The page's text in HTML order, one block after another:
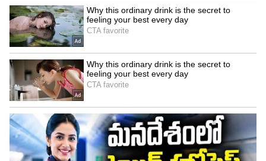
Related Articles
Folk Song on KCR : కేసీఆర్ పై వచ్చిన ఈ ఫోక్
సాంగ్.. 14861716 వ్యూస్‌తో యూట్యూబ్‌లో
దుమ్మురేపుతోందిగా..!
Folk Song : యూట్యూబ్ లో 87M వ్యూస్, 240K
లైక్స్ .. యూత్ తో మాస్ స్టెప్పులు వేయిస్తున్న సూపర్
హిట్ జానపదం